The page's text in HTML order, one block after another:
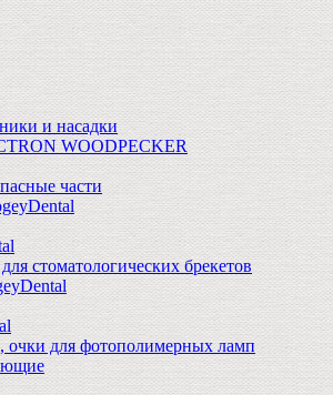
и насадки
WOODPECKER
части
стоматологических брекетов
для фотополимерных ламп